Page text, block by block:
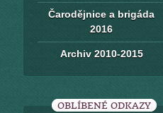
Čarodějnice a brigáda
2016
Archiv 2010-2015
OBLÍBENÉ ODKAZY